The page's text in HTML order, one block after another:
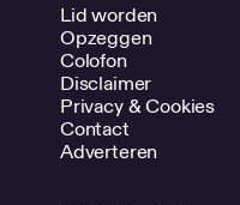
Lid worden
Opzeggen
Colofon
Disclaimer
Privacy & Cookies
Contact
Adverteren